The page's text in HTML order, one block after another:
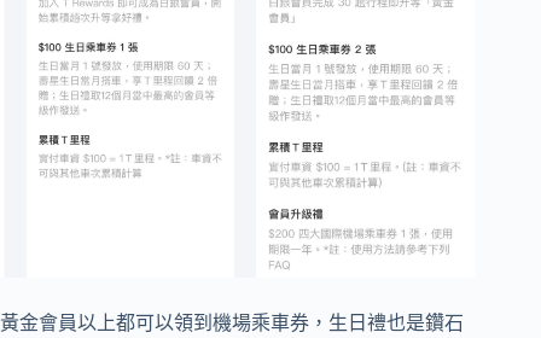
黃金會員以上都可以領到機場乘車券，生日禮也是鑽石